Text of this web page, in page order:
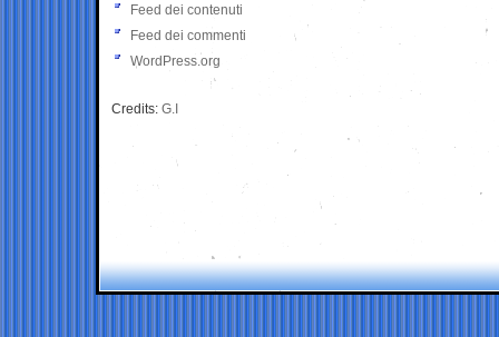
Feed dei contenuti
Feed dei commenti
WordPress.org
Credits: G.I